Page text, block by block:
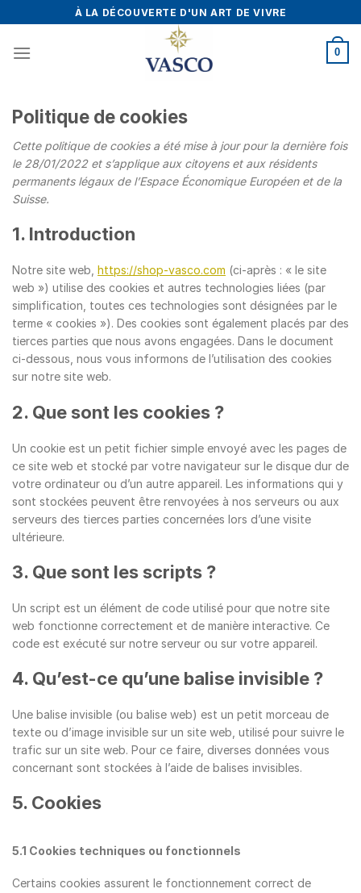
to
content
À LA DÉCOUVERTE D'UN ART DE VIVRE
0
Politique de cookies
Cette politique de cookies a été mise à jour pour la dernière fois
le 28/01/2022 et s’applique aux citoyens et aux résidents
permanents légaux de l’Espace Économique Européen et de la
Suisse.
1. Introduction
Notre site web, https://shop-vasco.com (ci-après : « le site
web ») utilise des cookies et autres technologies liées (par
simplification, toutes ces technologies sont désignées par le
terme « cookies »). Des cookies sont également placés par des
tierces parties que nous avons engagées. Dans le document
ci-dessous, nous vous informons de l’utilisation des cookies
sur notre site web.
2. Que sont les cookies ?
Un cookie est un petit fichier simple envoyé avec les pages de
ce site web et stocké par votre navigateur sur le disque dur de
votre ordinateur ou d’un autre appareil. Les informations qui y
sont stockées peuvent être renvoyées à nos serveurs ou aux
serveurs des tierces parties concernées lors d’une visite
ultérieure.
3. Que sont les scripts ?
Un script est un élément de code utilisé pour que notre site
web fonctionne correctement et de manière interactive. Ce
code est exécuté sur notre serveur ou sur votre appareil.
4. Qu’est-ce qu’une balise invisible ?
Une balise invisible (ou balise web) est un petit morceau de
texte ou d’image invisible sur un site web, utilisé pour suivre le
trafic sur un site web. Pour ce faire, diverses données vous
concernant sont stockées à l’aide de balises invisibles.
5. Cookies
5.1 Cookies techniques ou fonctionnels
Certains cookies assurent le fonctionnement correct de